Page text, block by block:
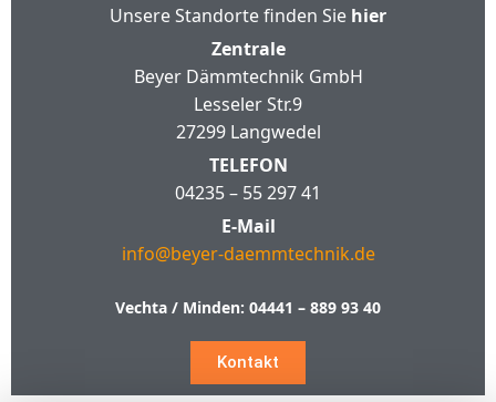
Unsere Standorte finden Sie hier
Zentrale
Beyer Dämmtechnik GmbH
Lesseler Str.9
27299 Langwedel
TELEFON
04235 – 55 297 41
E-Mail
info@beyer-daemmtechnik.de
Vechta / Minden: 04441 – 889 93 40
Kontakt